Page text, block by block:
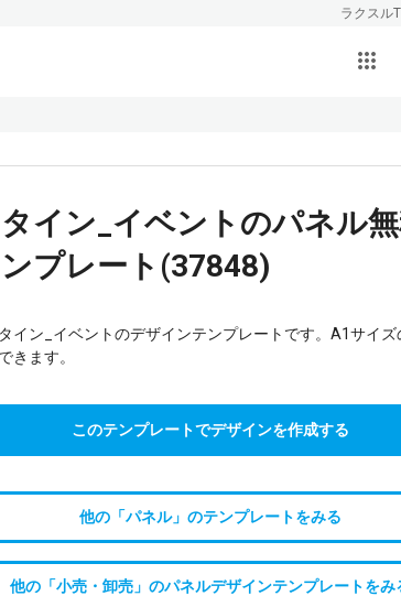
ラクスル
イン_イベントのパネル
プレート(37848)
イン_イベントのデザインテンプレートです。A1サイ
きます。
このテンプレートでデザインを作成する
他の「パネル」のテンプレートをみる
他の「小売・卸売」のパネルデザインテンプレートをみ